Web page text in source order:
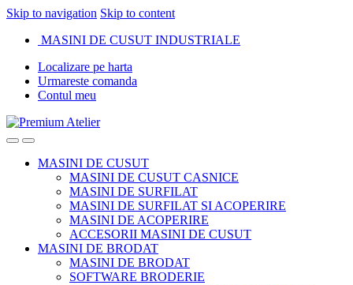
Skip to navigation Skip to content
MASINI DE CUSUT INDUSTRIALE
Localizare pe harta
Urmareste comanda
Contul meu
MASINI DE CUSUT
MASINI DE CUSUT CASNICE
MASINI DE SURFILAT
MASINI DE SURFILAT SI ACOPERIRE
MASINI DE ACOPERIRE
ACCESORII MASINI DE CUSUT
MASINI DE BRODAT
MASINI DE BRODAT
SOFTWARE BRODERIE